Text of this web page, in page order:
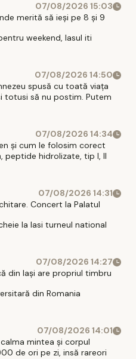
07/08/2026 15:03
merită să ieși pe 8 și 9
weekend, Iasul iti
07/08/2026 14:50
spusă cu toată viața
totusi să nu postim. Putem
07/08/2026 14:34
și cum le folosim corect
peptide hidrolizate, tip I, II
07/08/2026 14:31
Concert la Palatul
la Iasi turneul national
07/08/2026 14:27
din Iași are propriul timbru
din Romania
07/08/2026 14:01
mintea și corpul
de ori pe zi, insă rareori